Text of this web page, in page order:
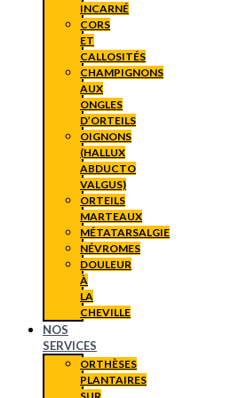
INCARNÉ
CORS
ET
CALLOSITÉS
CHAMPIGNONS
AUX
ONGLES
D’ORTEILS
OIGNONS
(HALLUX
ABDUCTO
VALGUS)
ORTEILS
MARTEAUX
MÉTATARSALGIE
NÉVROMES
DOULEUR
À
LA
CHEVILLE
NOS
SERVICES
ORTHÈSES
PLANTAIRES